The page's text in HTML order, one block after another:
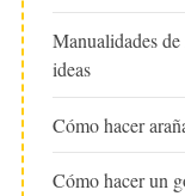
Manualidades
ideas
Cómo hacer
Cómo hacer un